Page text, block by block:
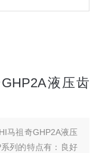
液压齿
马祖奇GHP2A液压
列的特点有：良好